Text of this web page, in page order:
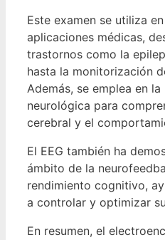
Este examen se utiliza
aplicaciones médicas,
trastornos como la
hasta la monitorización
Además, se emplea en
neurológica para
cerebral y el
El EEG también ha
ámbito de la
rendimiento cognitivo,
a controlar y optimizar
En resumen, el